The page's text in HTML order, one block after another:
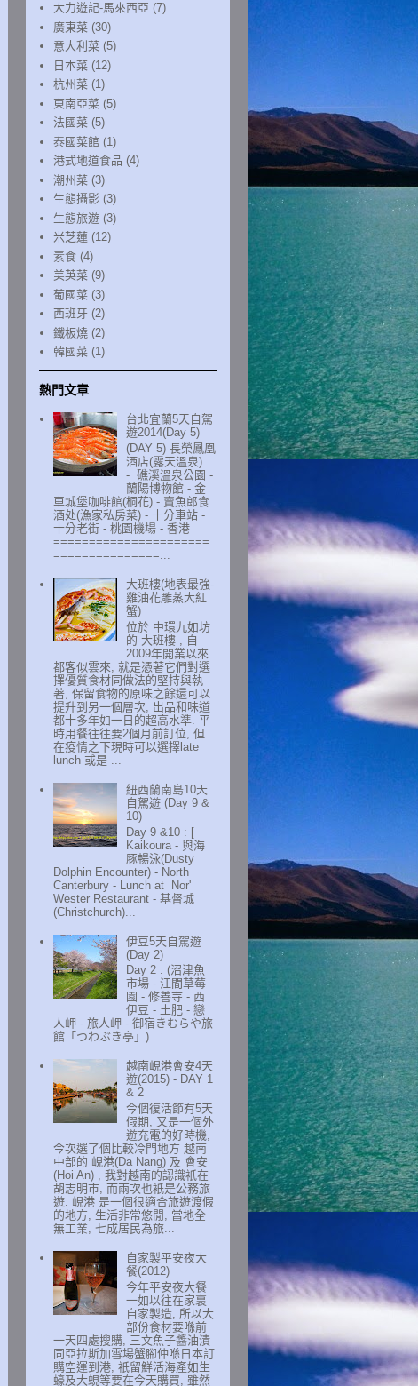
大力遊記-馬來西亞 (7)
廣東菜 (30)
意大利菜 (5)
日本菜 (12)
杭州菜 (1)
東南亞菜 (5)
法國菜 (5)
泰國菜館 (1)
港式地道食品 (4)
潮州菜 (3)
生態攝影 (3)
生態旅遊 (3)
米芝蓮 (12)
素食 (4)
美英菜 (9)
葡國菜 (3)
西班牙 (2)
鐵板燒 (2)
韓國菜 (1)
熱門文章
台北宜蘭5天自駕
遊2014(Day 5)
(DAY 5) 長榮鳳凰
酒店(露天溫泉)
- 礁溪溫泉公園 -
蘭陽博物館 - 金
車城堡咖啡館(桐花) - 賣魚郎食
酒处(漁家私房菜) - 十分車站 -
十分老街 - 桃園機場 - 香港
======================
===============...
大班樓(地表最強-
雞油花雕蒸大紅
蟹)
位於 中環九如坊
的 大班樓 , 自
2009年開業以來
都客似雲來, 就是憑著它們對選
擇優質食材同做法的堅持與執
著, 保留食物的原味之餘還可以
提升到另一個層次, 出品和味道
都十多年如一日的超高水準. 平
時用餐往往要2個月前訂位, 但
在疫情之下現時可以選擇late
lunch 或是 ...
紐西蘭南島10天
自駕遊 (Day 9 &
10)
Day 9 &10 : [
Kaikoura - 與海
豚暢泳(Dusty
Dolphin Encounter) - North
Canterbury - Lunch at Nor'
Wester Restaurant - 基督城
(Christchurch)...
伊豆5天自駕遊
(Day 2)
Day 2 : (沼津魚
市場 - 江間草莓
園 - 修善寺 - 西
伊豆 - 土肥 - 戀
人岬 - 旅人岬 - 御宿きむらや旅
館「つわぶき亭」)
越南峴港會安4天
遊(2015) - DAY 1
& 2
今個復活節有5天
假期, 又是一個外
遊充電的好時機,
今次選了個比較冷門地方 越南
中部的 峴港(Da Nang) 及 會安
(Hoi An) , 我對越南的認識衹在
胡志明市, 而兩次也衹是公務旅
遊. 峴港 是一個很適合旅遊渡假
的地方, 生活非常悠閒, 當地全
無工業, 七成居民為旅...
自家製平安夜大
餐(2012)
今年平安夜大餐
一如以往在家裏
自家製造, 所以大
部份食材要喺前
一天四處搜購, 三文魚子醬油漬
同亞拉斯加雪場蟹腳仲喺日本訂
購空運到港, 衹留鮮活海產如生
蠔及大蜆等要在今天購買, 雖然